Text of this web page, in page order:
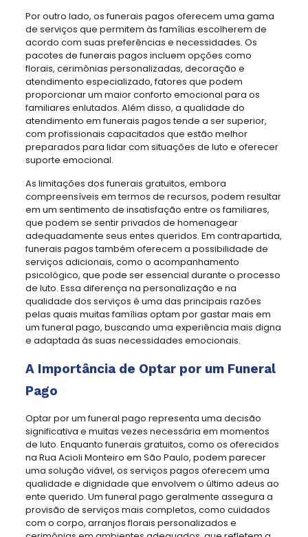
Por outro lado, os funerais pagos oferecem uma gama
de serviços que permitem às famílias escolherem de
acordo com suas preferências e necessidades. Os
pacotes de funerais pagos incluem opções como
florais, cerimônias personalizadas, decoração e
atendimento especializado, fatores que podem
proporcionar um maior conforto emocional para os
familiares enlutados. Além disso, a qualidade do
atendimento em funerais pagos tende a ser superior,
com profissionais capacitados que estão melhor
preparados para lidar com situações de luto e oferecer
suporte emocional.
As limitações dos funerais gratuitos, embora
compreensíveis em termos de recursos, podem resultar
em um sentimento de insatisfação entre os familiares,
que podem se sentir privados de homenagear
adequadamente seus entes queridos. Em contrapartida,
funerais pagos também oferecem a possibilidade de
serviços adicionais, como o acompanhamento
psicológico, que pode ser essencial durante o processo
de luto. Essa diferença na personalização e na
qualidade dos serviços é uma das principais razões
pelas quais muitas famílias optam por gastar mais em
um funeral pago, buscando uma experiência mais digna
e adaptada às suas necessidades emocionais.
A Importância de Optar por um Funeral
Pago
Optar por um funeral pago representa uma decisão
significativa e muitas vezes necessária em momentos
de luto. Enquanto funerais gratuitos, como os oferecidos
na Rua Acioli Monteiro em São Paulo, podem parecer
uma solução viável, os serviços pagos oferecem uma
qualidade e dignidade que envolvem o último adeus ao
ente querido. Um funeral pago geralmente assegura a
provisão de serviços mais completos, como cuidados
com o corpo, arranjos florais personalizados e